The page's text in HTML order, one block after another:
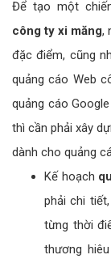
Để tạo một
công ty xi măng,
đặc điểm, cũng
quảng cáo Web
quảng cáo
thì cần phải xây
dành cho quảng
Kế hoạch
phải chi
từng thời
thương